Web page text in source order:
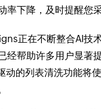
率下降，及时提醒您
正在不断整合AI技
经帮助许多用户显著
动的列表清洗功能将